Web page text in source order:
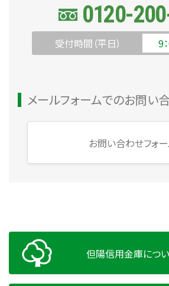
0120-
受付時間（平日） 9
メールフォームでのお問い
お問い合わせフォ
但陽信用金庫につ